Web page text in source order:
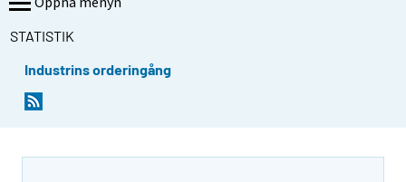
STATISTIK
Industrins orderingång